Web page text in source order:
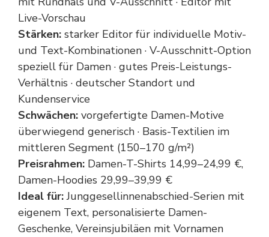
Live-Vorschau
Stärken: starker Editor für individuelle Motiv-
und Text-Kombinationen · V-Ausschnitt-Option
speziell für Damen · gutes Preis-Leistungs-
Verhältnis · deutscher Standort und
Kundenservice
Schwächen: vorgefertigte Damen-Motive
überwiegend generisch · Basis-Textilien im
mittleren Segment (150–170 g/m²)
Preisrahmen: Damen-T-Shirts 14,99–24,99 €,
Damen-Hoodies 29,99–39,99 €
Ideal für:Junggesellinnenabschied-Serien mit
eigenem Text, personalisierte Damen-
Geschenke, Vereinsjubiläen mit Vornamen